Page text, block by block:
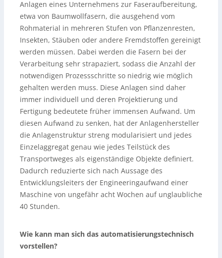
Anlagen eines Unternehmens zur Faseraufbereitung,
etwa von Baumwollfasern, die ausgehend vom
Rohmaterial in mehreren Stufen von Pflanzenresten,
Insekten, Stäuben oder andere Fremdstoffen gereinigt
werden müssen. Dabei werden die Fasern bei der
Verarbeitung sehr strapaziert, sodass die Anzahl der
notwendigen Prozessschritte so niedrig wie möglich
gehalten werden muss. Diese Anlagen sind daher
immer individuell und deren Projektierung und
Fertigung bedeutete früher immensen Aufwand. Um
diesen Aufwand zu senken, hat der Anlagenhersteller
die Anlagenstruktur streng modularisiert und jedes
Einzelaggregat genau wie jedes Teilstück des
Transportweges als eigenständige Objekte definiert.
Dadurch reduzierte sich nach Aussage des
Entwicklungsleiters der Engineeringaufwand einer
Maschine von ungefähr acht Wochen auf unglaubliche
40 Stunden.
Wie kann man sich das automatisierungstechnisch
vorstellen?